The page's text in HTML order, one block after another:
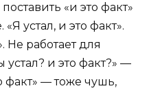
«и это факт»
устал, и это факт».
Не работает для
устал? и это факт?» —
факт» — тоже чушь,